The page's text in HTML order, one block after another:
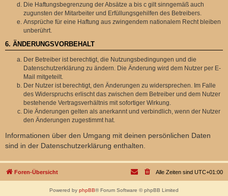
Die Haftungsbegrenzung der Absätze a bis c gilt sinngemäß auch
zugunsten der Mitarbeiter und Erfüllungsgehilfen des Betreibers.
Ansprüche für eine Haftung aus zwingendem nationalem Recht bleiben
unberührt.
6. ÄNDERUNGSVORBEHALT
Der Betreiber ist berechtigt, die Nutzungsbedingungen und die
Datenschutzerklärung zu ändern. Die Änderung wird dem Nutzer per E-
Mail mitgeteilt.
Der Nutzer ist berechtigt, den Änderungen zu widersprechen. Im Falle
des Widerspruchs erlischt das zwischen dem Betreiber und dem Nutzer
bestehende Vertragsverhältnis mit sofortiger Wirkung.
Die Änderungen gelten als anerkannt und verbindlich, wenn der Nutzer
den Änderungen zugestimmt hat.
Informationen über den Umgang mit deinen persönlichen Daten
sind in der Datenschutzerklärung enthalten.
Foren-Übersicht Alle Zeiten sind UTC+01:00
Powered by phpBB® Forum Software © phpBB Limited